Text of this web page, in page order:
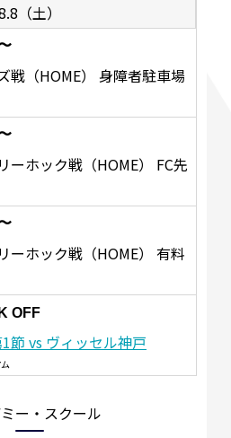
（土）
戦（HOME） 身障者駐車場
ーホック戦（HOME） FC先
ーホック戦（HOME） 有料
OFF
節 vs ヴィッセル神戸
ー・スクール